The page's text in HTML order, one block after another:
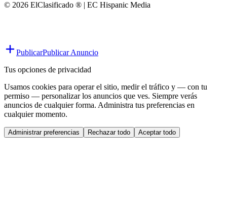
© 2026 ElClasificado ® | EC Hispanic Media
PublicarPublicar Anuncio
Tus opciones de privacidad
Usamos cookies para operar el sitio, medir el tráfico y — con tu
permiso — personalizar los anuncios que ves. Siempre verás
anuncios de cualquier forma. Administra tus preferencias en
cualquier momento.
Administrar preferencias Rechazar todo Aceptar todo